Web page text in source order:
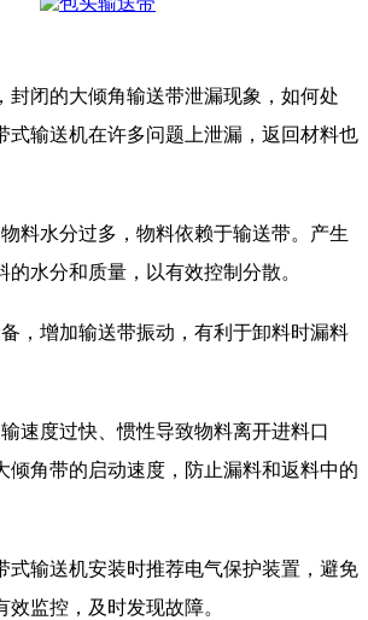
闭的大倾角输送带泄漏现象，如何处
式输送机在许多问题上泄漏，返回材料也
物料水分过多，物料依赖于输送带。产生
水分和质量，以有效控制分散。
增加输送带振动，有利于卸料时漏料
度过快、惯性导致物料离开进料口
倾角带的启动速度，防止漏料和返料中的
输送机安装时推荐电气保护装置，避免
监控，及时发现故障。